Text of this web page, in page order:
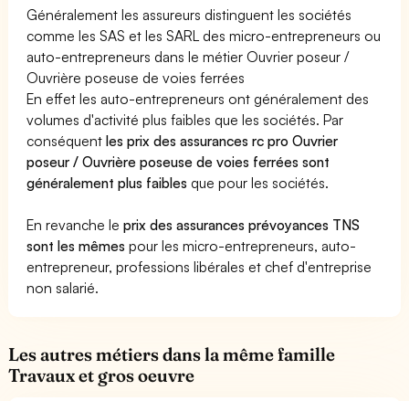
Généralement les assureurs distinguent les sociétés
comme les SAS et les SARL des micro-entrepreneurs ou
auto-entrepreneurs dans le métier Ouvrier poseur /
Ouvrière poseuse de voies ferrées
En effet les auto-entrepreneurs ont généralement des
volumes d'activité plus faibles que les sociétés. Par
conséquentles prix des assurances rc pro Ouvrier
poseur / Ouvrière poseuse de voies ferrées sont
généralement plus faibles que pour les sociétés.
En revanche leprix des assurances prévoyances TNS
sont les mêmes pour les micro-entrepreneurs, auto-
entrepreneur, professions libérales et chef d'entreprise
non salarié.
Les autres métiers dans la même famille
Travaux et gros oeuvre